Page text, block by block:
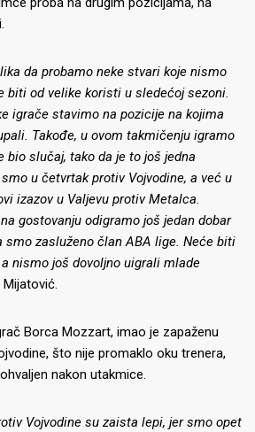
da probamo neke stvari koje nismo
biti od velike koristi u sledećoj sezoni.
igrače stavimo na pozicije na kojima
Takođe, u ovom takmičenju igramo
bio slučaj, tako da je to još jedna
u četvrtak protiv Vojvodine, a već u
izazov u Valjevu protiv Metalca.
gostovanju odigramo još jedan dobar
smo zasluženo član ABA lige. Neće biti
nismo još dovoljno uigrali mlade
Mijatović.
Borca Mozzart, imao je zapaženu
što nije promaklo oku trenera,
nakon utakmice.
Vojvodine su zaista lepi, jer smo opet